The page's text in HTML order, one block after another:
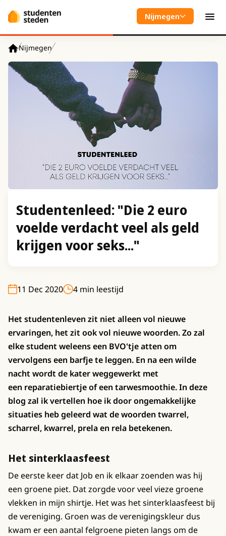
Nijmegen
Home
Nijmegen
Studentenleed: "Die 2 euro
voelde verdacht veel als geld
krijgen voor seks..."
11 Dec 2020 4 min leestijd
Het studentenleven zit niet alleen vol nieuwe
ervaringen, het zit ook vol nieuwe woorden. Zo zal
elke student weleens een BVO'tje atten om
vervolgens een barfje te leggen. En na een wilde
nacht wordt de kater weggewerkt met
een reparatiebiertje of een tarwesmoothie. In deze
blog zal ik vertellen hoe ik door ongemakkelijke
situaties heb geleerd wat de woorden twarrel,
scharrel, kwarrel, prela en rela betekenen.
Het sinterklaasfeest
De eerste keer dat Job en ik elkaar zoenden was hij
een groene piet. Dat zorgde voor veel vieze groene
vlekken in mijn shirtje. Het was het sinterklaasfeest bij
de vereniging. Groen was de verenigingskleur dus
kwam er een aantal felgroene pieten langs om de